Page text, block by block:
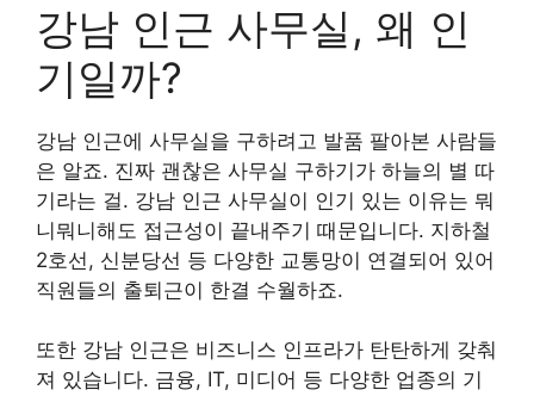
강남 인근 사무실, 왜 인
기일까?
강남 인근에 사무실을 구하려고 발품 팔아본 사람들
은 알죠. 진짜 괜찮은 사무실 구하기가 하늘의 별 따
기라는 걸. 강남 인근 사무실이 인기 있는 이유는 뭐
니뭐니해도 접근성이 끝내주기 때문입니다. 지하철
2호선, 신분당선 등 다양한 교통망이 연결되어 있어
직원들의 출퇴근이 한결 수월하죠.
또한 강남 인근은 비즈니스 인프라가 탄탄하게 갖춰
져 있습니다. 금융, IT, 미디어 등 다양한 업종의 기